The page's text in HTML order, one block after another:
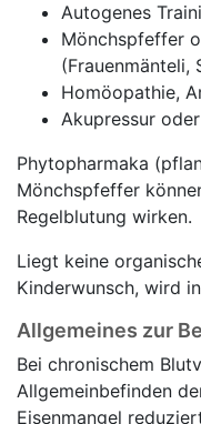
Autogenes
Mönchspfeffer
(Frauenmänteli,
Homöopathie,
Akupressur
Phytopharmaka
Mönchspfeffer
Regelblutung wirken.
Liegt keine
Kinderwunsch, wird
Allgemeines zur
Bei chronischem
Allgemeinbefinden
Eisenmangel